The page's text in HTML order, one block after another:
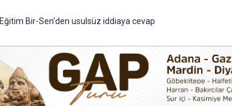
Eğitim Bir-Sen'den usulsüz iddiaya cevap